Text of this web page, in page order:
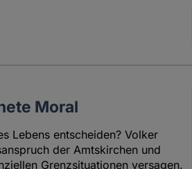
Moral
Lebens entscheiden? Volker
der Amtskirchen und
Grenzsituationen versagen.